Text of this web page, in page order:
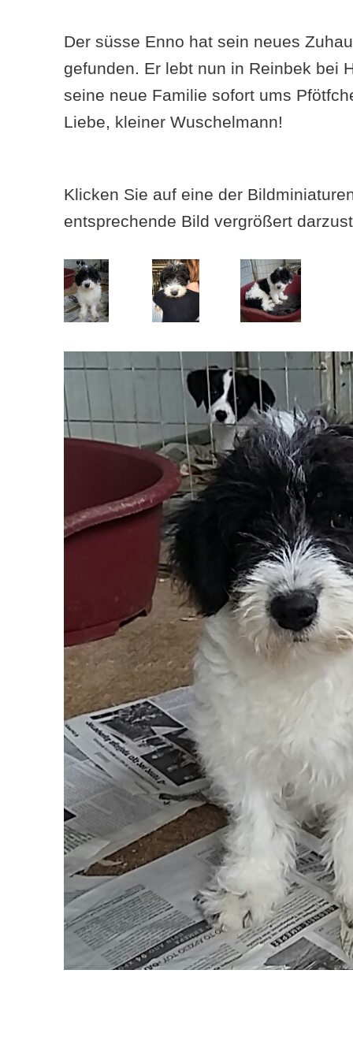
Der süsse Enno hat sein neues
gefunden. Er lebt nun in Reinbek bei
seine neue Familie sofort ums
Liebe, kleiner Wuschelmann!
Klicken Sie auf eine der
entsprechende Bild vergrößert